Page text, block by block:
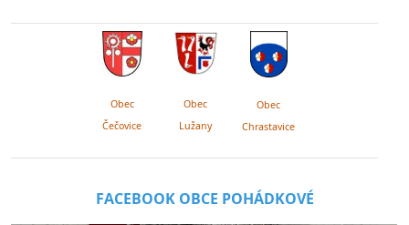
Obec
Čečovice
Obec
Lužany
Obec
Chrastavice
FACEBOOK OBCE POHÁDKOVÉ